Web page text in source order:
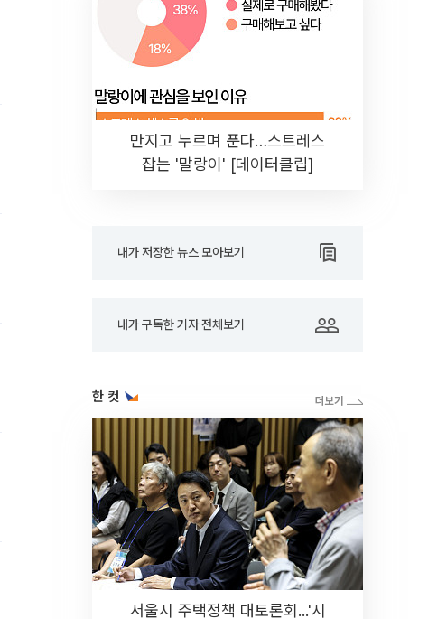
만지고 누르며 푼다…스트레스
잡는 '말랑이' [데이터클립]
내가 저장한 뉴스 모아보기
내가 구독한 기자 전체보기
한 컷
서울시 주택정책 대토론회...'시